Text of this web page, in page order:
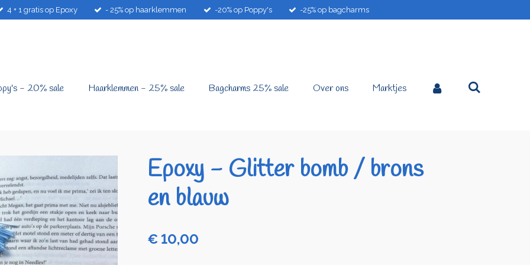
4 + 1 gratis op Epoxy - 25% op haarklemmen -20% op Poppy's -25% op bagcharms
- 20% sale Haarklemmen - 25% sale Bagcharms 25% sale Over ons Marktjes
Epoxy - Glitter bomb / brons
en blauw
€ 10,00